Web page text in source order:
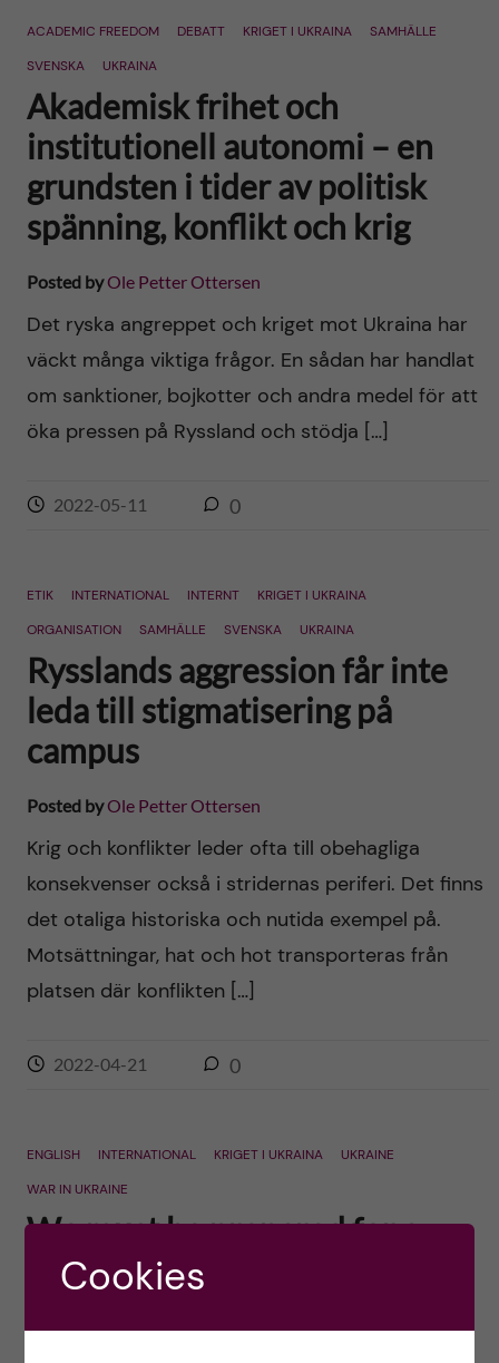
ACADEMIC FREEDOM DEBATT KRIGET I UKRAINA
SAMHÄLLE
SVENSKA
UKRAINA
Akademisk frihet och
institutionell autonomi – en
grundsten i tider av politisk
spänning, konflikt och krig
Posted byOle Petter Ottersen
Det ryska angreppet och kriget mot Ukraina har
väckt många viktiga frågor. En sådan har handlat
om sanktioner, bojkotter och andra medel för att
öka pressen på Ryssland och stödja […]
2022-05-11 0
ETIK INTERNATIONAL INTERNT
KRIGET I UKRAINA
ORGANISATION
SAMHÄLLE SVENSKA UKRAINA
Rysslands aggression får inte
leda till stigmatisering på
campus
Posted byOle Petter Ottersen
Krig och konflikter leder ofta till obehagliga
konsekvenser också i stridernas periferi. Det finns
det otaliga historiska och nutida exempel på.
Motsättningar, hat och hot transporteras från
platsen där konflikten […]
2022-04-21 0
ENGLISH INTERNATIONAL KRIGET I UKRAINA
UKRAINE
WAR IN UKRAINE
We must be prepared for a
prolonged war and a massive
Cookies